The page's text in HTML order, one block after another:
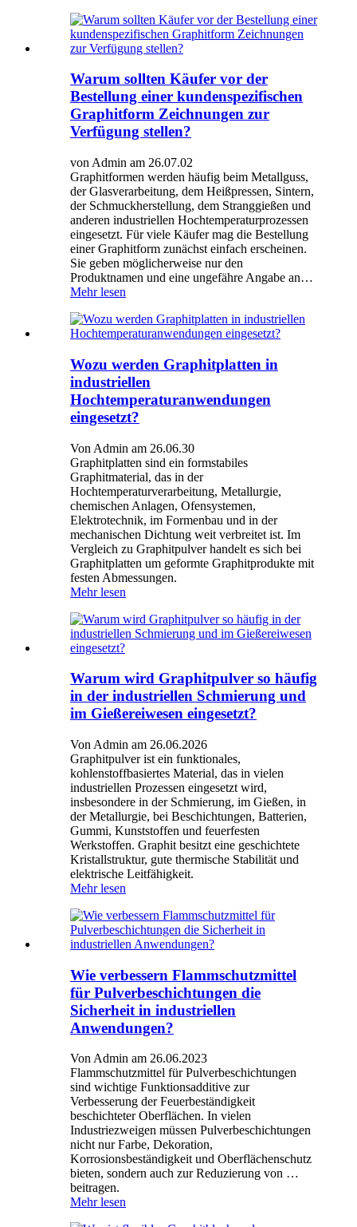
Warum sollten Käufer vor der
Bestellung einer kundenspezifischen
Graphitform Zeichnungen zur
Verfügung stellen?
von Admin am 26.07.02
Graphitformen werden häufig beim Metallguss,
der Glasverarbeitung, dem Heißpressen, Sintern,
der Schmuckherstellung, dem Stranggießen und
anderen industriellen Hochtemperaturprozessen
eingesetzt. Für viele Käufer mag die Bestellung
einer Graphitform zunächst einfach erscheinen.
Sie geben möglicherweise nur den
Produktnamen und eine ungefähre Angabe an…
Mehr lesen
Wozu werden Graphitplatten in
industriellen
Hochtemperaturanwendungen
eingesetzt?
Von Admin am 26.06.30
Graphitplatten sind ein formstabiles
Graphitmaterial, das in der
Hochtemperaturverarbeitung, Metallurgie,
chemischen Anlagen, Ofensystemen,
Elektrotechnik, im Formenbau und in der
mechanischen Dichtung weit verbreitet ist. Im
Vergleich zu Graphitpulver handelt es sich bei
Graphitplatten um geformte Graphitprodukte mit
festen Abmessungen.
Mehr lesen
Warum wird Graphitpulver so häufig
in der industriellen Schmierung und
im Gießereiwesen eingesetzt?
Von Admin am 26.06.2026
Graphitpulver ist ein funktionales,
kohlenstoffbasiertes Material, das in vielen
industriellen Prozessen eingesetzt wird,
insbesondere in der Schmierung, im Gießen, in
der Metallurgie, bei Beschichtungen, Batterien,
Gummi, Kunststoffen und feuerfesten
Werkstoffen. Graphit besitzt eine geschichtete
Kristallstruktur, gute thermische Stabilität und
elektrische Leitfähigkeit.
Mehr lesen
Wie verbessern Flammschutzmittel
für Pulverbeschichtungen die
Sicherheit in industriellen
Anwendungen?
Von Admin am 26.06.2023
Flammschutzmittel für Pulverbeschichtungen
sind wichtige Funktionsadditive zur
Verbesserung der Feuerbeständigkeit
beschichteter Oberflächen. In vielen
Industriezweigen müssen Pulverbeschichtungen
nicht nur Farbe, Dekoration,
Korrosionsbeständigkeit und Oberflächenschutz
bieten, sondern auch zur Reduzierung von …
beitragen.
Mehr lesen